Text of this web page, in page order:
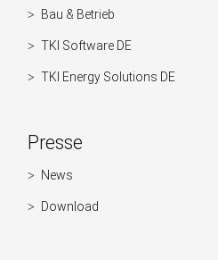
Bau & Betrieb
TKI Software DE
TKI Energy Solutions DE
Presse
Navigation
überspringen
News
Download